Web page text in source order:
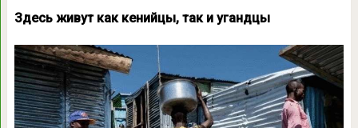
Здесь живут как кенийцы, так и угандцы